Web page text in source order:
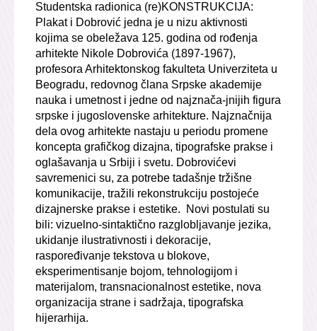
Studentska radionica (re)KONSTRUKCIJA:
Plakat i Dobrović jedna je u nizu aktivnosti
kojima se obeležava 125. godina od rođenja
arhitekte Nikole Dobrovića (1897-1967),
profesora Arhitektonskog fakulteta Univerziteta u
Beogradu, redovnog člana Srpske akademije
nauka i umetnost i jedne od najznača-jnijih figura
srpske i jugoslovenske arhitekture. Najznačnija
dela ovog arhitekte nastaju u periodu promene
koncepta grafičkog dizajna, tipografske prakse i
oglašavanja u Srbiji i svetu. Dobrovićevi
savremenici su, za potrebe tadašnje tržišne
komunikacije, tražili rekonstrukciju postojeće
dizajnerske prakse i estetike. Novi postulati su
bili: vizuelno-sintaktično razglobljavanje jezika,
ukidanje ilustrativnosti i dekoracije,
raspoređivanje tekstova u blokove,
eksperimentisanje bojom, tehnologijom i
materijalom, transnacionalnost estetike, nova
organizacija strane i sadržaja, tipografska
hijerarhija.